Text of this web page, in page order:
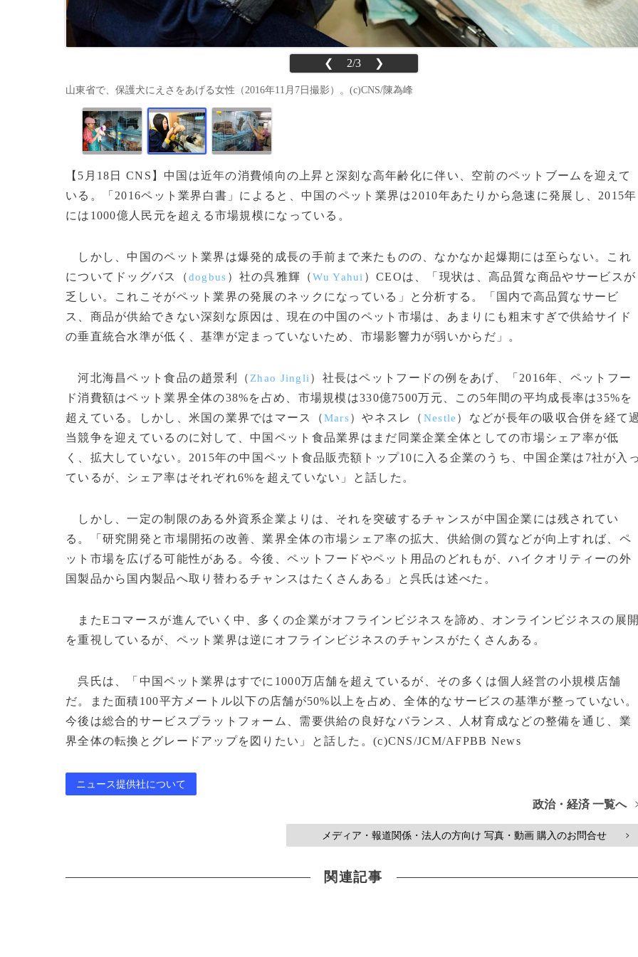
❮ 2/3 ❯
山東省で、保護犬にえさをあげる女性（2016年11月7日撮影）。(c)CNS/陳為峰
【5月18日 CNS】中国は近年の消費傾向の上昇と深刻な高年齢化に伴い、空前のペットブームを迎えて
いる。「2016ペット業界白書」によると、中国のペット業界は2010年あたりから急速に発展し、2015年
には1000億人民元を超える市場規模になっている。
しかし、中国のペット業界は爆発的成長の手前まで来たものの、なかなか起爆期には至らない。これ
についてドッグバス（dogbus ）社の呉雅輝（Wu Yahui ）CEOは、「現状は、高品質な商品やサービスが
乏しい。これこそがペット業界の発展のネックになっている」と分析する。「国内で高品質なサービ
ス、商品が供給できない深刻な原因は、現在の中国のペット市場は、あまりにも粗末すぎで供給サイド
の垂直統合水準が低く、基準が定まっていないため、市場影響力が弱いからだ」。
河北海昌ペット食品の趙景利（ Zhao Jingli ）社長はペットフードの例をあげ、「2016年、ペットフー
ド消費額はペット業界全体の38%を占め、市場規模は330億7500万元、この5年間の平均成長率は35%を
超えている。しかし、米国の業界ではマース（Mars）やネスレ（ Nestle ）などが長年の吸収合併を経て
当競争を迎えているのに対して、中国ペット食品業界はまだ同業企業全体としての市場シェア率が低
く、拡大していない。2015年の中国ペット食品販売額トップ10に入る企業のうち、中国企業は7社が入
ているが、シェア率はそれぞれ6%を超えていない」と話した。
しかし、一定の制限のある外資系企業よりは、それを突破するチャンスが中国企業には残されてい
る。「研究開発と市場開拓の改善、業界全体の市場シェア率の拡大、供給側の質などが向上すれば、ペ
ット市場を広げる可能性がある。今後、ペットフードやペット用品のどれもが、ハイクオリティーの外
国製品から国内製品へ取り替わるチャンスはたくさんある」と呉氏は述べた。
またEコマースが進んでいく中、多くの企業がオフラインビジネスを諦め、オンラインビジネスの展
を重視しているが、ペット業界は逆にオフラインビジネスのチャンスがたくさんある。
呉氏は、「中国ペット業界はすでに1000万店舗を超えているが、その多くは個人経営の小規模店舗
だ。また面積100平方メートル以下の店舗が50%以上を占め、全体的なサービスの基準が整っていない。
今後は総合的サービスプラットフォーム、需要供給の良好なバランス、人材育成などの整備を通じ、業
界全体の転換とグレードアップを図りたい」と話した。(c)CNS/JCM/AFPBB News
ニュース提供社について
政治・経済 一覧へ
メディア・報道関係・法人の方向け 写真・動画 購入のお問合せ >
関連記事